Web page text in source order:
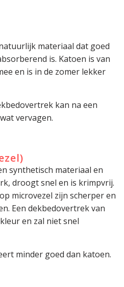
materiaal dat goed
is. Katoen is van
en is in de zomer lekker
kan na een
vervagen.
synthetisch materiaal en
droogt snel en is krimpvrij.
microvezel zijn scherper en
Een dekbedovertrek van
en zal niet snel
minder goed dan katoen.